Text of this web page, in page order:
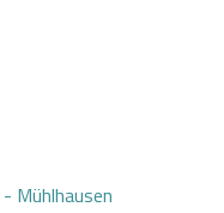
Mühlhausen